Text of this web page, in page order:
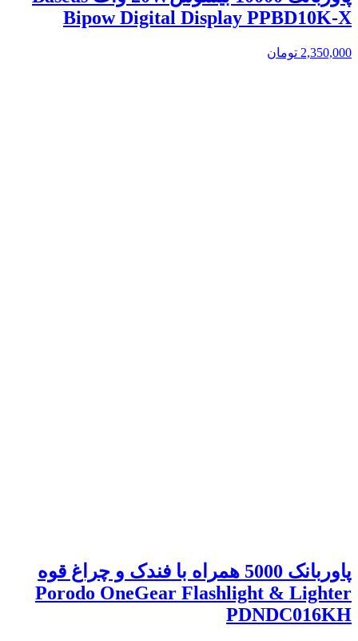
Bipow Digital Display PPBD10K-X
2,350,000 تومان
پاوربانک 5000 همراه با فندک و چراغ قوه
Porodo OneGear Flashlight & Lighter
PDNDC016KH